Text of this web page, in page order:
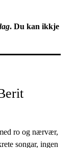
. Du kan ikkje
ro og nærvær,
songar, ingen